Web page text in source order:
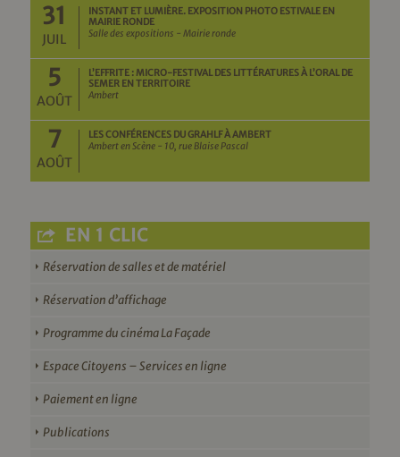
31
JUIL
INSTANT ET LUMIÈRE. EXPOSITION PHOTO ESTIVALE EN
MAIRIE RONDE
Salle des expositions - Mairie ronde
5
AOÛT
L’EFFRITE : MICRO-FESTIVAL DES LITTÉRATURES À L’ORAL DE
SEMER EN TERRITOIRE
Ambert
7
AOÛT
LES CONFÉRENCES DU GRAHLF À AMBERT
Ambert en Scène - 10, rue Blaise Pascal
EN 1 CLIC
Réservation de salles et de matériel
Réservation d’affichage
Programme du cinéma La Façade
Espace Citoyens – Services en ligne
Paiement en ligne
Publications